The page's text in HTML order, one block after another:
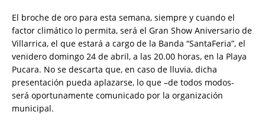
El broche de oro para esta semana, siempre y cuando el
factor climático lo permita, será el Gran Show Aniversario de
Villarrica, el que estará a cargo de la Banda “SantaFeria”, el
venidero domingo 24 de abril, a las 20.00 horas, en la Playa
Pucara. No se descarta que, en caso de lluvia, dicha
presentación pueda aplazarse, lo que –de todos modos-
será oportunamente comunicado por la organización
municipal.